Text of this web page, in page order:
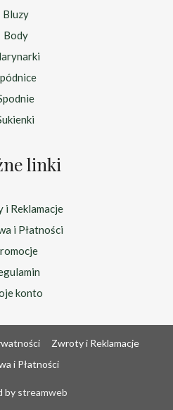
Bluzy
Body
linki
i Reklamacje
i Płatności
konto
Zwroty i Reklamacje
i Płatności
by streamweb